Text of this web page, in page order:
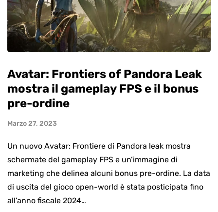
Avatar: Frontiers of Pandora Leak
mostra il gameplay FPS e il bonus
pre-ordine
Marzo 27, 2023
Un nuovo Avatar: Frontiere di Pandora leak mostra
schermate del gameplay FPS e un’immagine di
marketing che delinea alcuni bonus pre-ordine. La data
di uscita del gioco open-world è stata posticipata fino
all’anno fiscale 2024…